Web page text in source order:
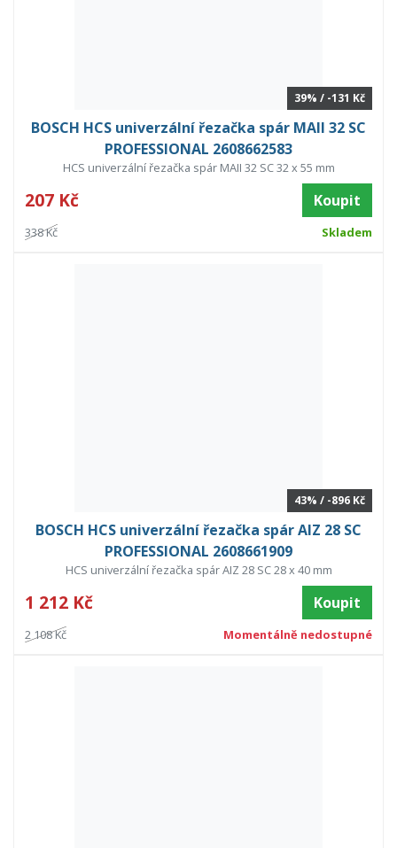
39% / -131 Kč
BOSCH HCS univerzální řezačka spár MAII 32 SC
PROFESSIONAL 2608662583
HCS univerzální řezačka spár MAII 32 SC 32 x 55 mm
207 Kč Koupit
338 Kč Skladem
43% / -896 Kč
BOSCH HCS univerzální řezačka spár AIZ 28 SC
PROFESSIONAL 2608661909
HCS univerzální řezačka spár AIZ 28 SC 28 x 40 mm
1 212 Kč Koupit
2 108 Kč Momentálně nedostupné